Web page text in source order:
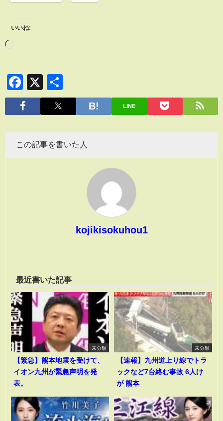
いいね:
Facebook
X
有
LINE
この記事を書いた人
kojikisokuhou1
最近書いた記事
未分類
【緊急】熊本地震を受けて、
イオン九州が緊急声明を発
表。
未分類
【速報】九州道上り線でトラ
ックなど7台絡む事故 6人け
が 熊本